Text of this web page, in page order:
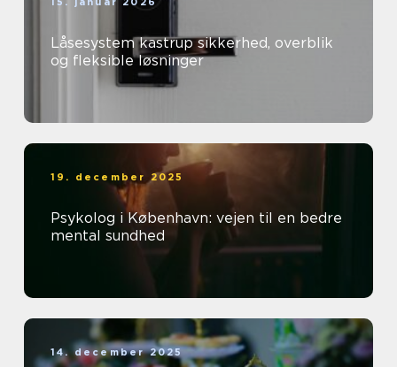
Låsesystem kastrup sikkerhed, overblik
og fleksible løsninger
19. december 2025
Psykolog i København: vejen til en bedre
mental sundhed
14. december 2025